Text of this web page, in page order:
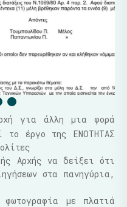
για άλλη μια φορά
το έργο της ΕΝΟΤΗΤΑΣ
Αρχής να δείξει ότι
στα πανηγύρια,
με πλατιά